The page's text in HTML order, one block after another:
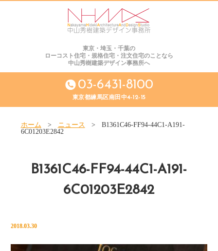
東京・埼玉・千葉の
ローコスト住宅・規格住宅・注文住宅のことなら
中山秀樹建築デザイン事務所へ
03-6431-8100
東京都練馬区南田中4-12-15
ホーム > ニュース >
B1361C46-FF94-44C1-A191-
6C01203E2842
B1361C46-FF94-44C1-A191-
6C01203E2842
2018.03.30